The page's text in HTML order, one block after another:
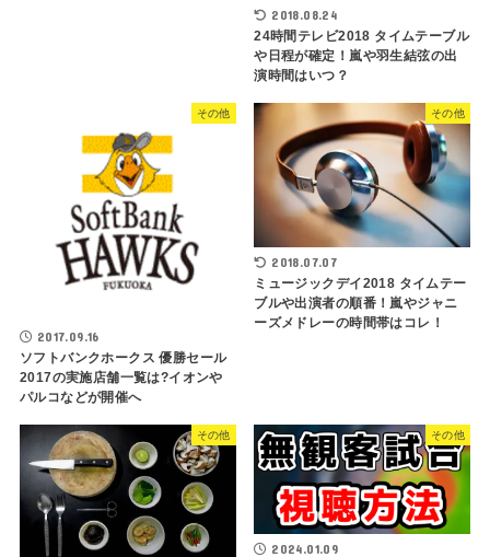
2018.08.24
24時間テレビ2018 タイムテーブル
や日程が確定！嵐や羽生結弦の出
演時間はいつ？
その他
2017.09.16
ソフトバンクホークス 優勝セール
2017の実施店舗一覧は?イオンや
パルコなどが開催へ
その他
2018.07.07
ミュージックデイ2018 タイムテー
ブルや出演者の順番！嵐やジャニ
ーズメドレーの時間帯はコレ！
その他 その他
2024.01.09